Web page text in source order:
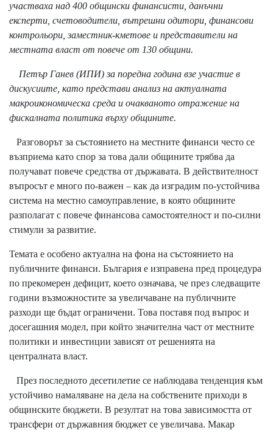
участваха над 400 общински финансисти, данъчни
експерти, счетоводители, вътрешни одитори, финансови
контрольори, заместник-кметове и представители на
местната власт от повече от 130 общини.
Петър Ганев (ИПИ) за поредна година взе участие в
дискусиите, като представи анализ на актуалната
макроикономическа среда и очакваното отражение на
фискалната политика върху общините.
Разговорът за състоянието на местните финанси често се
възприема като спор за това дали общините трябва да
получават повече средства от държавата. В действителност
въпросът е много по-важен – как да изградим по-устойчива
система на местно самоуправление, в която общините
разполагат с повече финансова самостоятелност и по-силни
стимули за развитие.
Темата е особено актуална на фона на състоянието на
публичните финанси. България е изправена пред процедура
по прекомерен дефицит, което означава, че през следващите
години възможностите за увеличаване на публичните
разходи ще бъдат ограничени. Това поставя под въпрос и
досегашния модел, при който значителна част от местните
политики и инвестиции зависят от решенията на
централната власт.
През последното десетилетие се наблюдава тенденция към
устойчиво намаляване на дела на собствените приходи в
общинските бюджети. В резултат на това зависимостта от
трансфери от държавния бюджет се увеличава. Макар